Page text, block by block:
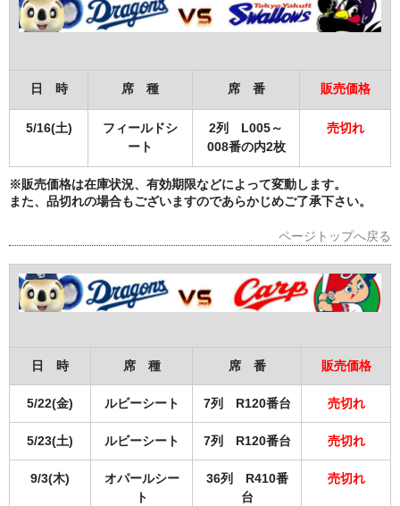
日 時 席 種 席 番 販売価格
5/16(土)
フィールドシ
ート
2列 L005～
008番の内2枚
売切れ
※販売価格は在庫状況、有効期限などによって変動します。
また、品切れの場合もございますのであらかじめご了承下さい。
ページトップへ戻る
日 時 席 種 席 番 販売価格
5/22(金) ルビーシート 7列 R120番台 売切れ
5/23(土) ルビーシート 7列 R120番台 売切れ
9/3(木)
オパールシー
ト
36列 R410番
台
売切れ